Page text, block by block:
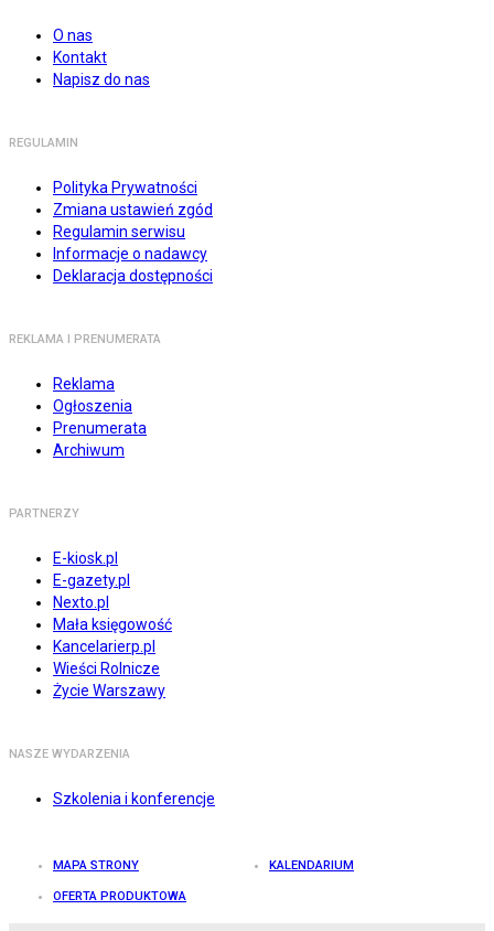
O nas
Kontakt
Napisz do nas
REGULAMIN
Polityka Prywatności
Zmiana ustawień zgód
Regulamin serwisu
Informacje o nadawcy
Deklaracja dostępności
REKLAMA I PRENUMERATA
Reklama
Ogłoszenia
Prenumerata
Archiwum
PARTNERZY
E-kiosk.pl
E-gazety.pl
Nexto.pl
Mała księgowość
Kancelarierp.pl
Wieści Rolnicze
Życie Warszawy
NASZE WYDARZENIA
Szkolenia i konferencje
MAPA STRONY KALENDARIUM
OFERTA PRODUKTOWA